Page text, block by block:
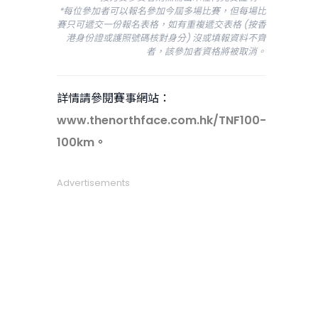
*每位參加者可以報名參加今屆多場比賽，但每場比
賽只可遞交一份報名表格，如有重複遞交表格 (按香
港身份證或護照號碼核對身分) 沒或填報資料不齊
者，該參加者資格將被取消。
詳情請參閱賽事網站：
www.thenorthface.com.hk/TNF100-
100km 。
Advertisements